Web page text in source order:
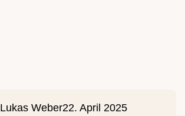
Lukas Weber22. April 2025